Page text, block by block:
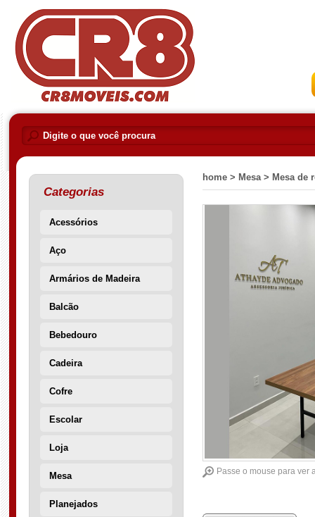
Categorias
Acessórios
Aço
Armários de Madeira
Balcão
Bebedouro
Cadeira
Cofre
Escolar
Loja
Mesa
Planejados
home > Mesa > Mesa de
Passe o mouse para ver